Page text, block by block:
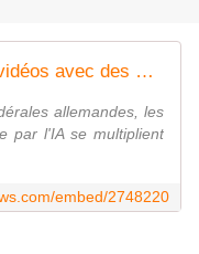
Vidéo. Allemagne : de fausses vidéos avec des milliers défilant pour l'AfD
allemandes, les
par l'IA se multiplient
embed/2748220